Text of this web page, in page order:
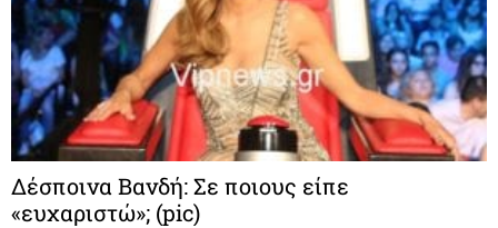
Δέσποινα Βανδή: Σε ποιους είπε
«ευχαριστώ»; (pic)